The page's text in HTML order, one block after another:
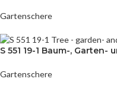
Gartenschere
S 551 19-1 Baum-, Garten-
Gartenschere